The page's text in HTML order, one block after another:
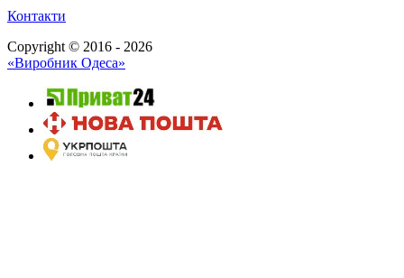
Контакти
Copyright © 2016 - 2026
«Виробник Одеса»